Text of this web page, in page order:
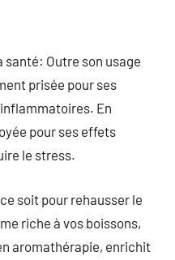
Outre son usage
prisée pour ses
En
pour ses effets
le stress.
soit pour rehausser le
riche à vos boissons,
aromathérapie, enrichit